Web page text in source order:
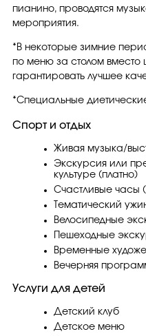
пианино, проводятся
мероприятия.
*В некоторые зимние
по меню за столом вместо
гарантировать лучшее
*Специальные
Спорт и отдых
Живая музыка/
Экскурсия или
культуре (платно)
Счастливые часы
Тематический
Велосипедные
Пешеходные
Временные
Вечерняя
Услуги для детей
Детский клуб
Детское меню